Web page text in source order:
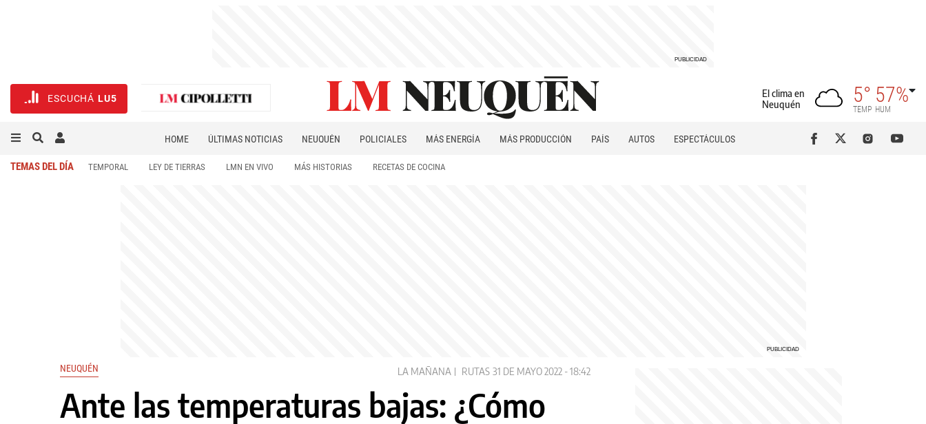
ESCUCHÁ LU5
El clima en
Neuquén
5°
TEMP
57%
HUM
HOME ÚLTIMAS NOTICIAS NEUQUÉN POLICIALES MÁS ENERGÍA MÁS PRODUCCIÓN PAÍS AUTOS
ESPECTÁCULOS
TEMAS DEL DÍA TEMPORAL LEY DE TIERRAS LMN EN VIVO MÁS HISTORIAS RECETAS DE COCINA
NEUQUÉN LA MAÑANA RUTAS 31 DE MAYO 2022 - 18:42
Ante las temperaturas bajas: ¿Cómo